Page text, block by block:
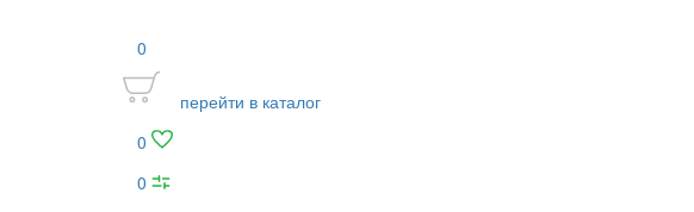
0
перейти в каталог
0
0